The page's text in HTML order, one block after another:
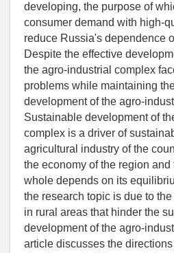
developing, the purpose of
consumer demand with high-
reduce Russia's dependence
Despite the effective
the agro-industrial complex
problems while maintaining
development of the agro-
Sustainable development of
complex is a driver of
agricultural industry of the
the economy of the region and
whole depends on its
the research topic is due to
in rural areas that hinder the
development of the agro-
article discusses the